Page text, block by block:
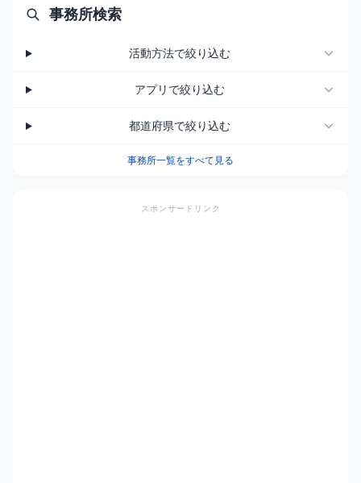
事務所検索
活動方法で絞り込む
アプリで絞り込む
都道府県で絞り込む
事務所一覧をすべて見る
スポンサードリンク